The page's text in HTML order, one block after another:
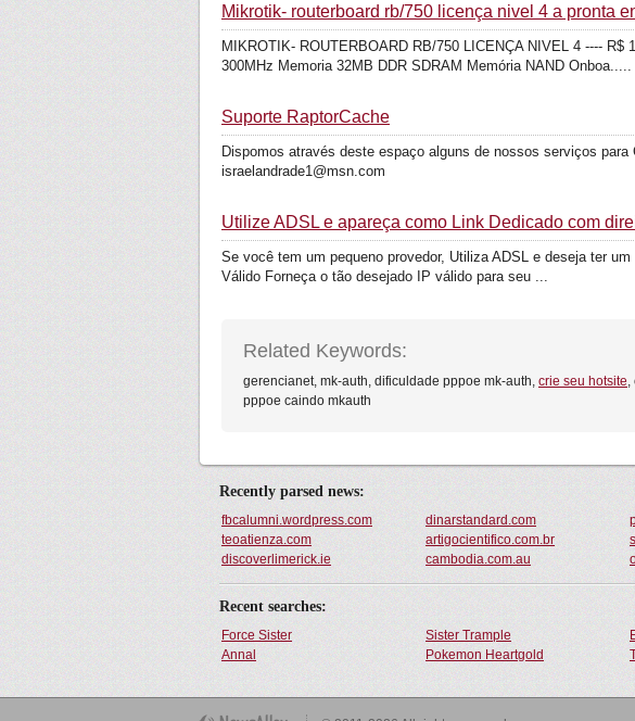
Mikrotik- routerboard rb/750 licença nivel 4 a pronta
MIKROTIK- ROUTERBOARD RB/750 LICENÇA NIVEL 4 ----
300MHz Memoria 32MB DDR SDRAM Memória NAND Onboa.....
Suporte RaptorCache
Dispomos através deste espaço alguns de nossos serviços
israelandrade1@msn.com
Utilize ADSL e apareça como Link Dedicado com
Se você tem um pequeno provedor, Utiliza ADSL e deseja ter
Válido Forneça o tão desejado IP válido para seu ...
Related Keywords:
gerencianet, mk-auth, dificuldade pppoe mk-auth, crie seu hotsite,
pppoe caindo mkauth
Recently parsed news:
fbcalumni.wordpress.com dinarstandard.com
teoatienza.com
artigocientifico.com.br
discoverlimerick.ie
cambodia.com.au
Recent searches:
Force Sister Sister Trample
Annal
Pokemon Heartgold